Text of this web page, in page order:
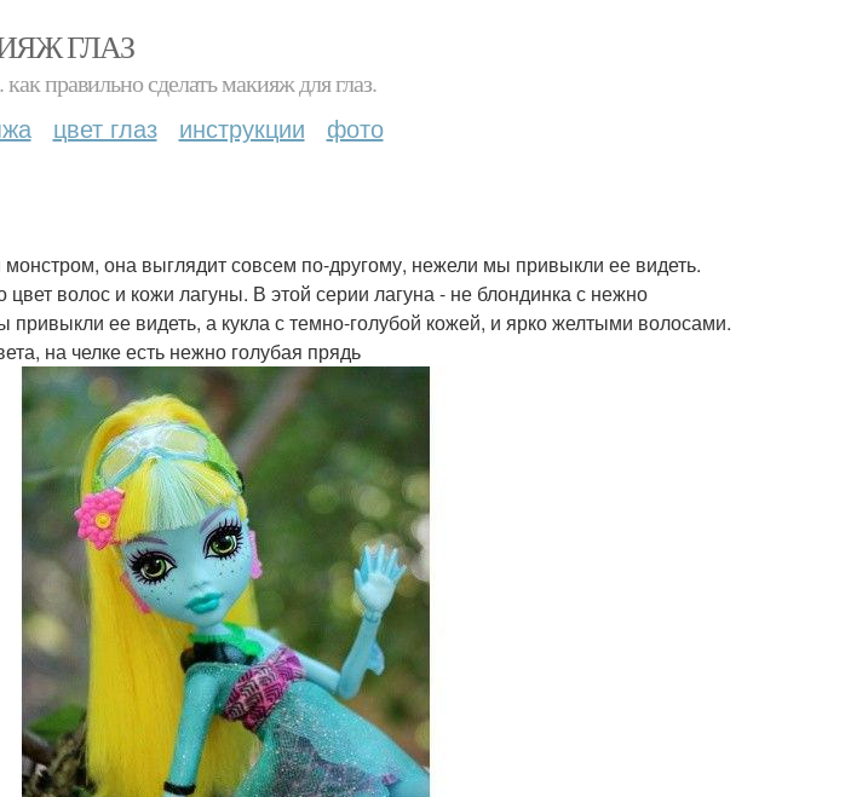
ГЛАЗ
правильно сделать макияж для глаз.
цвет глаз инструкции фото
монстром, она выглядит совсем по-другому, нежели мы привыкли ее видеть.
цвет волос и кожи лагуны. В этой серии лагуна - не блондинка с нежно
привыкли ее видеть, а кукла с темно-голубой кожей, и ярко желтыми волосами.
на челке есть нежно голубая прядь